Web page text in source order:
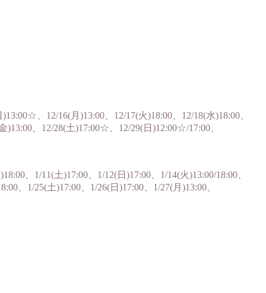
、12/16(月)13:00、12/17(火)18:00、12/18(水)18:00、
、12/28(土)17:00☆、12/29(日)12:00☆/17:00、
、1/11(土)17:00、1/12(日)17:00、1/14(火)13:00/18:00、
、1/25(土)17:00、1/26(日)17:00、1/27(月)13:00、